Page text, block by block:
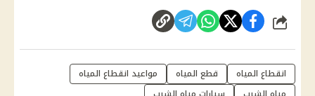
شارك
انقطاع المياه قطع المياه
مواعيد انقطاع المياه